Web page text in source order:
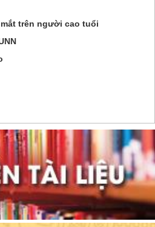
trên người cao tuổi